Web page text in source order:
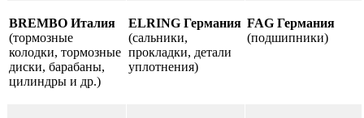
BREMBO Италия
(тормозные
колодки, тормозные
диски, барабаны,
цилиндры и др.)
ELRING Германия
(сальники,
прокладки, детали
уплотнения)
FAG Германия
(подшипники)